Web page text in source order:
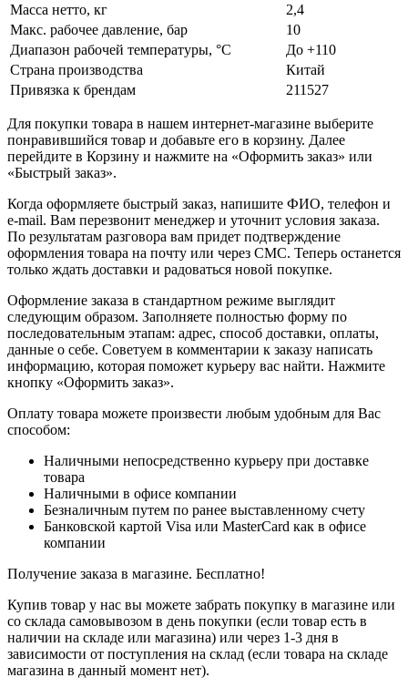
Масса нетто, кг
2,4
Макс. рабочее давление, бар
10
Диапазон рабочей температуры, °С
До +110
Страна производства
Китай
Привязка к брендам
211527
Для покупки товара в нашем интернет-магазине выберите
понравившийся товар и добавьте его в корзину. Далее
перейдите в Корзину и нажмите на «Оформить заказ» или
«Быстрый заказ».
Когда оформляете быстрый заказ, напишите ФИО, телефон и
e-mail. Вам перезвонит менеджер и уточнит условия заказа.
По результатам разговора вам придет подтверждение
оформления товара на почту или через СМС. Теперь останется
только ждать доставки и радоваться новой покупке.
Оформление заказа в стандартном режиме выглядит
следующим образом. Заполняете полностью форму по
последовательным этапам: адрес, способ доставки, оплаты,
данные о себе. Советуем в комментарии к заказу написать
информацию, которая поможет курьеру вас найти. Нажмите
кнопку «Оформить заказ».
Оплату товара можете произвести любым удобным для Вас
способом:
Наличными непосредственно курьеру при доставке
товара
Наличными в офисе компании
Безналичным путем по ранее выставленному счету
Банковской картой Visa или MasterCard как в офисе
компании
Получение заказа в магазине. Бесплатно!
Купив товар у нас вы можете забрать покупку в магазине или
со склада самовывозом в день покупки (если товар есть в
наличии на складе или магазина) или через 1-3 дня в
зависимости от поступления на склад (если товара на складе
магазина в данный момент нет).